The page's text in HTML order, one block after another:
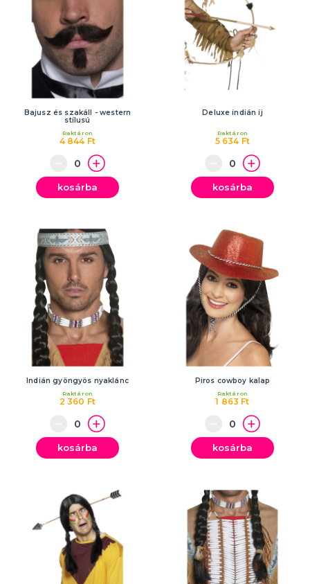
Bajusz és szakáll - western
stílusú
4 844 Ft
Raktáron
kosárba
Deluxe indián íj
5 634 Ft
Raktáron
kosárba
Indián gyöngyös nyaklánc
2 360 Ft
Raktáron
kosárba
Piros cowboy kalap
1 863 Ft
Raktáron
kosárba